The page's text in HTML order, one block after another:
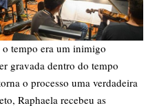
tempo era um inimigo
gravada dentro do tempo
o processo uma verdadeira
Raphaela recebeu as